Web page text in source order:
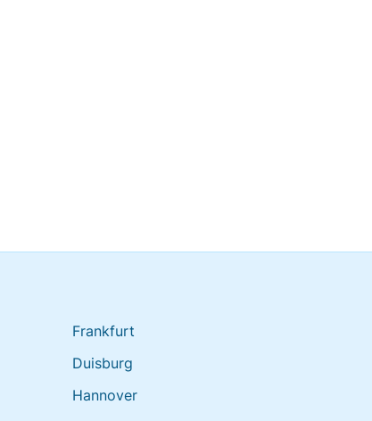
Frankfurt
Duisburg
Hannover